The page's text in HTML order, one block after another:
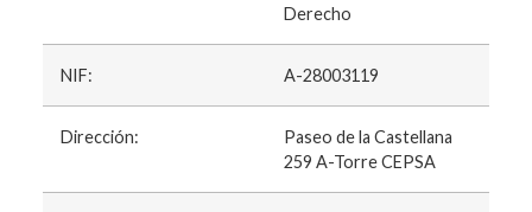
Derecho
NIF: A-28003119
Dirección:
Paseo de la Castellana
259 A-Torre CEPSA